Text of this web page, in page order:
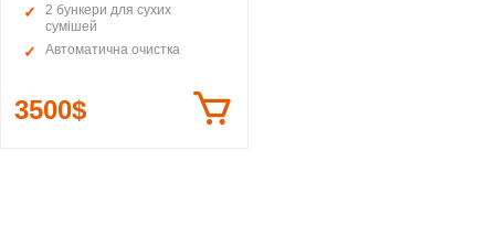
2 бункери для сухих
сумішей
Автоматична очистка
3500$